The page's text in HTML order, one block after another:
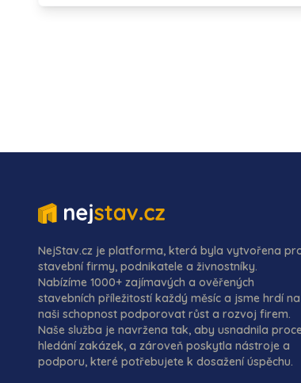
NejStav.cz je platforma, která byla vytvořena
stavební firmy, podnikatele a živnostníky.
Nabízíme 1000+ zajímavých a ověřených
stavebních příležitostí každý měsíc a jsme hrdí na
naši schopnost podporovat růst a rozvoj firem.
Naše služba je navržena tak, aby usnadnila
hledání zakázek, a zároveň poskytla nástroje a
podporu, které potřebujete k dosažení úspěchu.